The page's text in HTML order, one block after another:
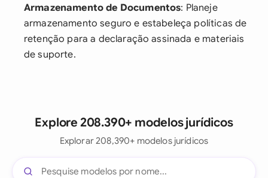
Armazenamento de Documentos: Planeje
armazenamento seguro e estabeleça políticas de
retenção para a declaração assinada e materiais
de suporte.
Explore 208.390+ modelos jurídicos
Explorar 208,390+ modelos jurídicos